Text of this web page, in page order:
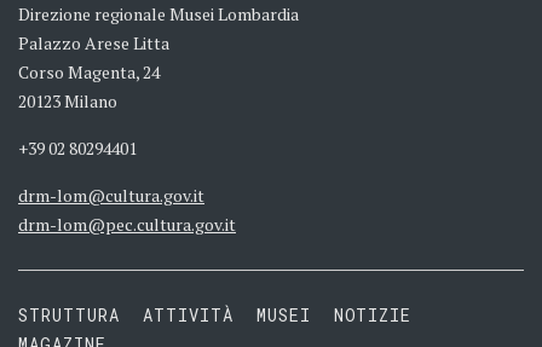
Direzione regionale Musei Lombardia
Palazzo Arese Litta
Corso Magenta, 24
20123 Milano
+39 02 80294401
drm-lom@cultura.gov.it
drm-lom@pec.cultura.gov.it
STRUTTURA ATTIVITÀ MUSEI
NOTIZIE